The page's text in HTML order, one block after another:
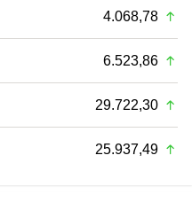
4.068,78
6.523,86
29.722,30
25.937,49